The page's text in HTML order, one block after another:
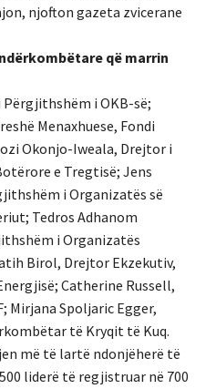
njofton gazeta zvicerane
që marrin
i OKB-së;
Menaxhuese, Fondi
Okonjo-Iweala, Drejtor i
e Tregtisë; Jens
i Organizatës së
Tedros Adhanom
i Organizatës
Birol, Drejtor Ekzekutiv,
Catherine Russell,
Mirjana Spoljaric Egger,
të Kryqit të Kuq.
më të lartë ndonjëherë të
liderë të regjistruar në 700